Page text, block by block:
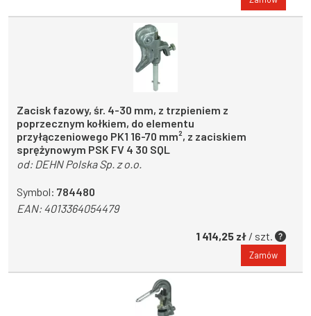
Zacisk fazowy, śr. 4-30 mm, z trzpieniem z
poprzecznym kołkiem, do elementu
przyłączeniowego PK1 16-70 mm², z zaciskiem
sprężynowym PSK FV 4 30 SQL
od: DEHN Polska Sp. z o.o.
Symbol: 784480
EAN:4013364054479
1 414,25 zł / szt.
Zamów